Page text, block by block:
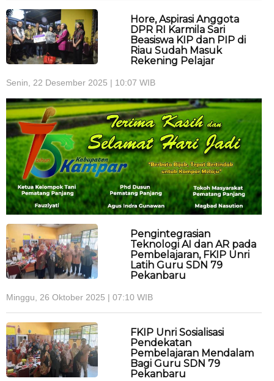
Hore, Aspirasi Anggota
DPR RI Karmila Sari
Beasiswa KIP dan PIP di
Riau Sudah Masuk
Rekening Pelajar
Senin, 22 Desember 2025 | 10:07 WIB
Pengintegrasian
Teknologi AI dan AR pada
Pembelajaran, FKIP Unri
Latih Guru SDN 79
Pekanbaru
Minggu, 26 Oktober 2025 | 07:10 WIB
FKIP Unri Sosialisasi
Pendekatan
Pembelajaran Mendalam
Bagi Guru SDN 79
Pekanbaru